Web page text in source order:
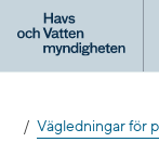
till
innehåll
Vägledningar för